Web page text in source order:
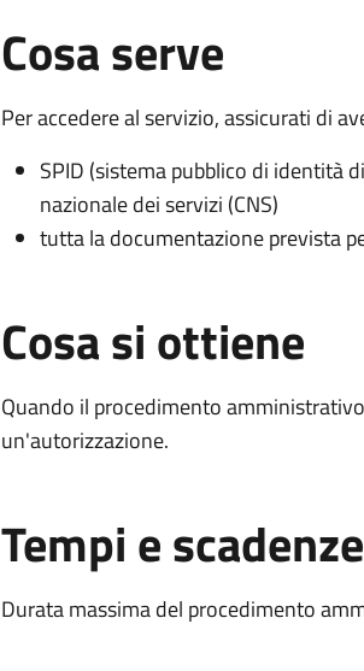
Cosa serve
Per accedere al servizio, assicurati di
SPID (sistema pubblico di identità
nazionale dei servizi (CNS)
tutta la documentazione prevista
Cosa si ottiene
Quando il procedimento
un'autorizzazione.
Tempi e scadenze
Durata massima del procedimento